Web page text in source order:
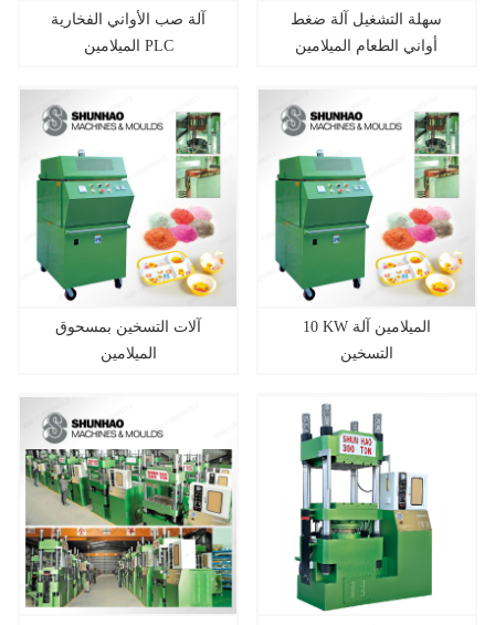
آلة صب الأواني الفخارية
الميلامين PLC
سهلة التشغيل آلة ضغط
أواني الطعام الميلامين
آلات التسخين بمسحوق
الميلامين
10 KW الميلامين آلة
التسخين